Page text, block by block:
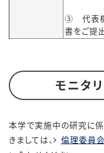
③ 代表機
書をご提
モニタ
本学で実施中の研究に
きましては、
倫理委員